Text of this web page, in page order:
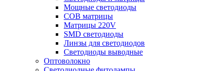
Мощные светодиоды
COB матрицы
Матрицы 220V
SMD светодиоды
Линзы для светодиодов
Светодиоды выводные
Оптоволокно